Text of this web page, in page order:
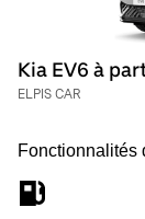
Kia EV6 à
ELPIS CAR
Fonctionnalités